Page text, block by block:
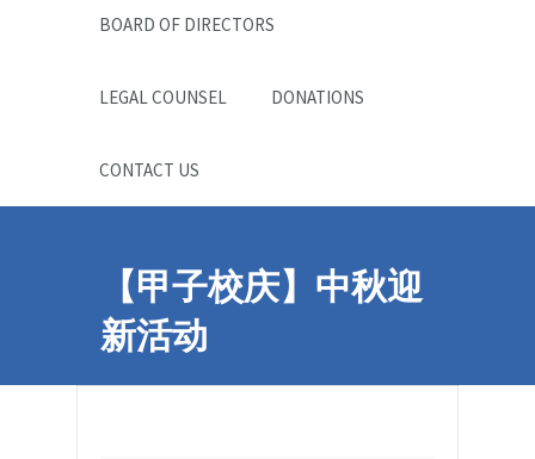
BOARD OF DIRECTORS
LEGAL COUNSEL DONATIONS
CONTACT US
【甲子校庆】中秋迎
新活动